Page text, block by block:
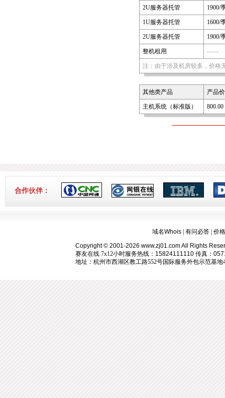
2U服务器托管 1900/
1U服务器托管 1600/
2U服务器托管 1900/
整机租用 ------
注：由于涉及机房较多，价格
其他类产品 产品
主机系统（标准版）
合作伙伴：
域名Whois 有问必答 价
Copyright © 2001-2026 www.zj01.com All Rights
赛友在线 7x12小时服务热线： 15824111110 传真：
地址：杭州市西湖区教工路552号国际服务外包示范基地